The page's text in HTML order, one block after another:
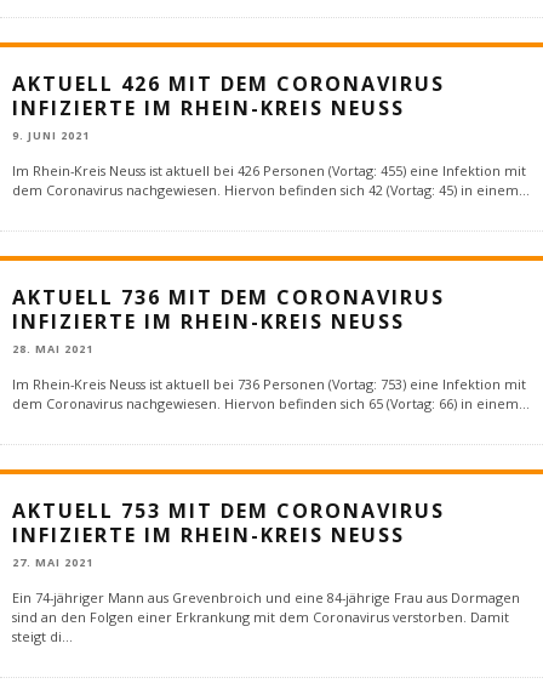
AKTUELL 426 MIT DEM CORONAVIRUS
INFIZIERTE IM RHEIN-KREIS NEUSS
9. JUNI 2021
Im Rhein-Kreis Neuss ist aktuell bei 426 Personen (Vortag: 455) eine Infektion mit
dem Coronavirus nachgewiesen. Hiervon befinden sich 42 (Vortag: 45) in einem
AKTUELL 736 MIT DEM CORONAVIRUS
INFIZIERTE IM RHEIN-KREIS NEUSS
28. MAI 2021
Im Rhein-Kreis Neuss ist aktuell bei 736 Personen (Vortag: 753) eine Infektion mit
dem Coronavirus nachgewiesen. Hiervon befinden sich 65 (Vortag: 66) in einem...
AKTUELL 753 MIT DEM CORONAVIRUS
INFIZIERTE IM RHEIN-KREIS NEUSS
27. MAI 2021
Ein 74-jähriger Mann aus Grevenbroich und eine 84-jährige Frau aus Dormagen
sind an den Folgen einer Erkrankung mit dem Coronavirus verstorben. Damit
steigt di...